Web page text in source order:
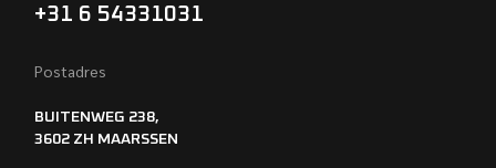
+31 6 54331031
Postadres
BUITENWEG 238,
3602 ZH MAARSSEN